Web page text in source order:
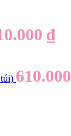
₫
610.000